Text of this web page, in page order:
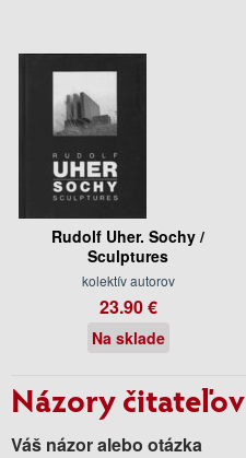
Rudolf Uher. Sochy /
Sculptures
kolektív autorov
23.90 €
Na sklade
Názory čitateľov
Váš názor alebo otázka